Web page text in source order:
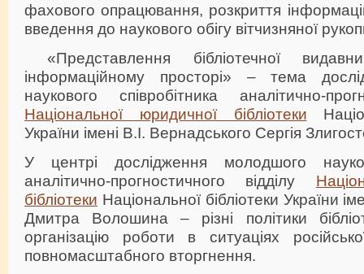
фахового опрацювання, розкриття
введення до наукового обігу вітчизняної
«Представлення бібліотечної
інформаційному просторі» – тема
наукового співробітника аналітично-
Національної юридичної бібліотеки
України імені В.І. Вернадського Сергія
У центрі дослідження молодшого
аналітично-прогностичного відділу
бібліотеки Національної бібліотеки України
Дмитра Волошина – різні політики
організацію роботи в ситуаціях
повномасштабного вторгнення.